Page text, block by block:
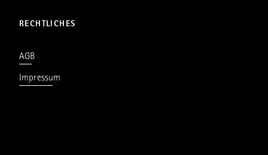
RECHTLICHES
AGB
Impressum